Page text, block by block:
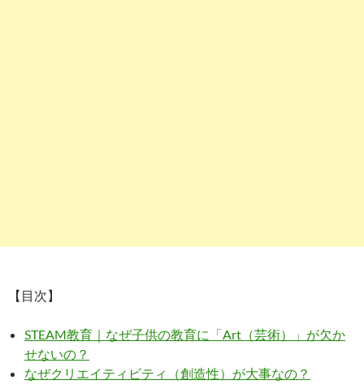
【目次】
STEAM教育｜なぜ子供の教育に「Art（芸術）」が欠か
せないの？
なぜクリエイティビティ（創造性）が大事なの？